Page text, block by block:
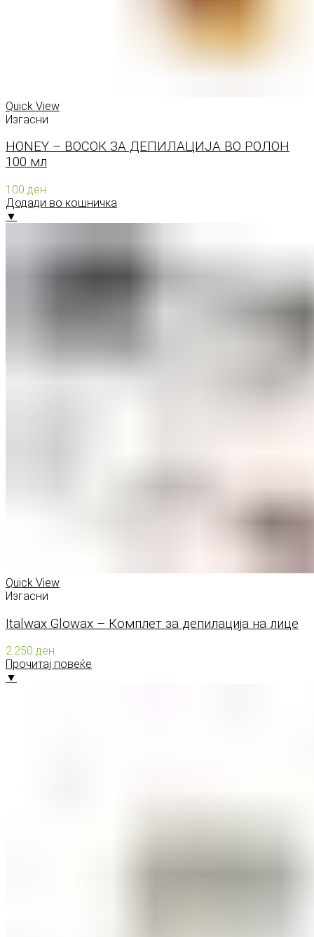
Quick View
Изгасни
HONEY – ВОСОК ЗА ДЕПИЛАЦИЈА ВО РОЛОН
100 мл
100 ден
Додади во кошничка
▼
Quick View
Изгасни
Italwax Glowax – Комплет за депилација на лице
2.250 ден
Прочитај повеќе
▼